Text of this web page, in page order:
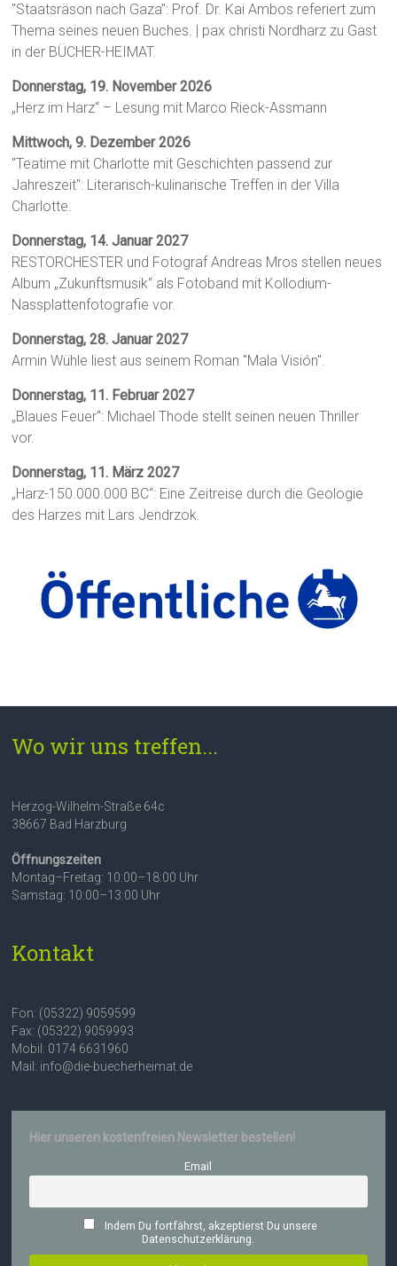
"Staatsräson nach Gaza": Prof. Dr. Kai Ambos referiert zum
Thema seines neuen Buches. | pax christi Nordharz zu Gast
in der BÜCHER-HEIMAT.
Donnerstag, 19. November 2026
„Herz im Harz“ – Lesung mit Marco Rieck-Assmann
Mittwoch, 9. Dezember 2026
"Teatime mit Charlotte mit Geschichten passend zur
Jahreszeit": Literarisch-kulinarische Treffen in der Villa
Charlotte.
Donnerstag, 14. Januar 2027
RESTORCHESTER und Fotograf Andreas Mros stellen neues
Album „Zukunftsmusik“ als Fotoband mit Kollodium-
Nassplattenfotografie vor.
Donnerstag, 28. Januar 2027
Armin Wühle liest aus seinem Roman "Mala Visión".
Donnerstag, 11. Februar 2027
„Blaues Feuer“: Michael Thode stellt seinen neuen Thriller
vor.
Donnerstag, 11. März 2027
„Harz-150.000.000 BC“: Eine Zeitreise durch die Geologie
des Harzes mit Lars Jendrzok.
Wo wir uns treffen...
Herzog-Wilhelm-Straße 64c
38667 Bad Harzburg
Öffnungszeiten
Montag–Freitag: 10:00–18:00 Uhr
Samstag: 10:00–13:00 Uhr
Kontakt
Fon: (05322) 9059599
Fax: (05322) 9059993
Mobil: 0174 6631960
Mail: info@die-buecherheimat.de
Hier unseren kostenfreien Newsletter bestellen!
Email
Indem Du fortfährst, akzeptierst Du unsere
Datenschutzerklärung.